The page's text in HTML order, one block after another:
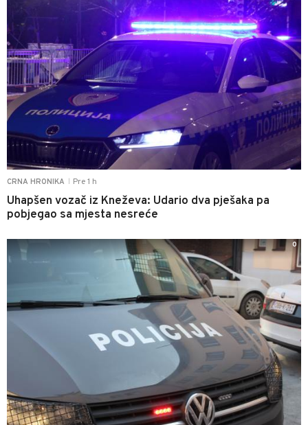
CRNA HRONIKA Pre 1 h
Uhapšen vozač iz Kneževa: Udario dva pješaka pa
pobjegao sa mjesta nesreće
0